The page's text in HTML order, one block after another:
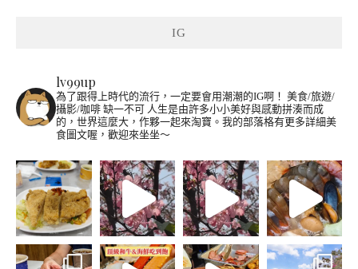
IG
lv99up
為了跟得上時代的流行，一定要會用潮潮的IG啊！ 美食/旅遊/
攝影/咖啡 缺一不可 人生是由許多小小美好與感動拼湊而成
的，世界這麼大，作夥一起來淘寶。我的部落格有更多詳細美
食圖文喔，歡迎來坐坐～